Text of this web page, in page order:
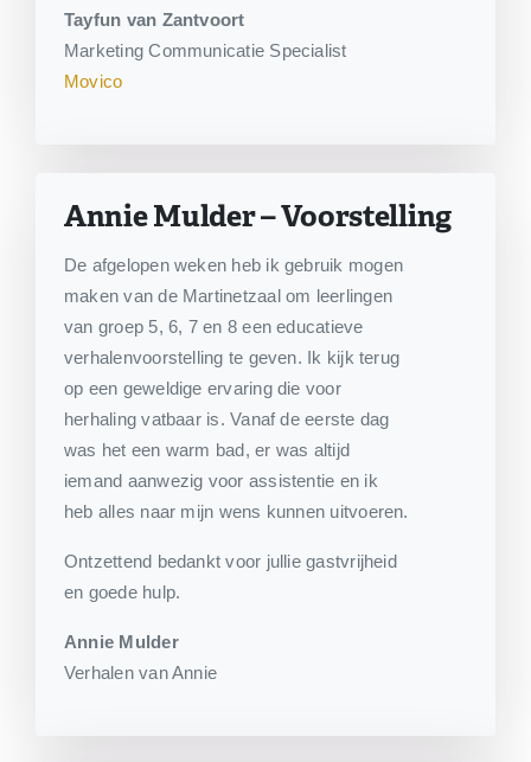
Tayfun van Zantvoort
Marketing Communicatie Specialist
Movico
Annie Mulder – Voorstelling
De afgelopen weken heb ik gebruik mogen
maken van de Martinetzaal om leerlingen
van groep 5, 6, 7 en 8 een educatieve
verhalenvoorstelling te geven. Ik kijk terug
op een geweldige ervaring die voor
herhaling vatbaar is. Vanaf de eerste dag
was het een warm bad, er was altijd
iemand aanwezig voor assistentie en ik
heb alles naar mijn wens kunnen uitvoeren.
Ontzettend bedankt voor jullie gastvrijheid
en goede hulp.
Annie Mulder
Verhalen van Annie